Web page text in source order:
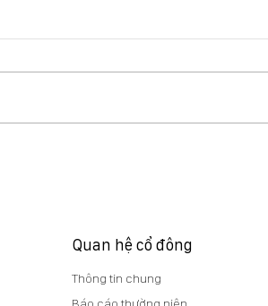
Quan hệ cổ đông
Thông tin chung